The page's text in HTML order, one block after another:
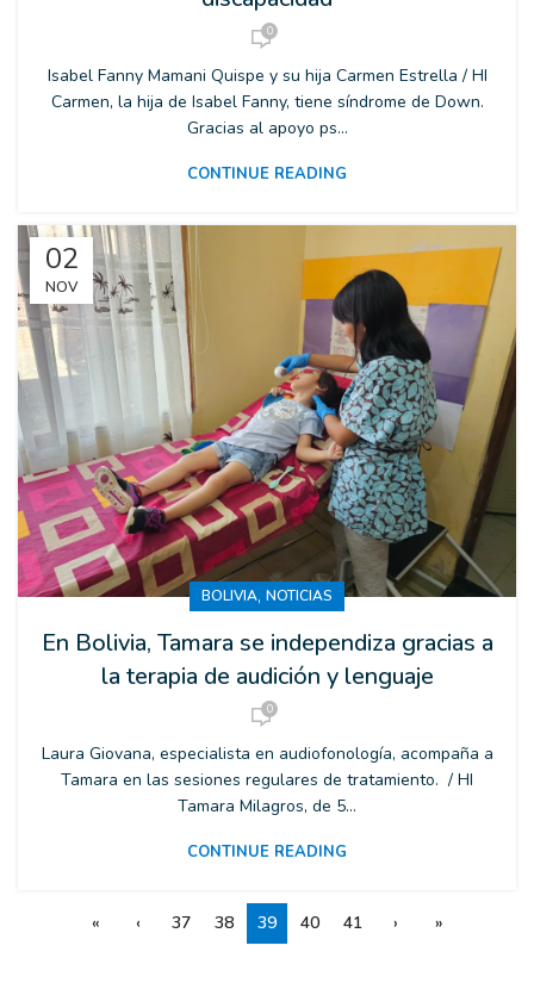
0
Isabel Fanny Mamani Quispe y su hija Carmen Estrella / HI
Carmen, la hija de Isabel Fanny, tiene síndrome de Down.
Gracias al apoyo ps...
CONTINUE READING
02
NOV
BOLIVIA, NOTICIAS
En Bolivia, Tamara se independiza gracias a
la terapia de audición y lenguaje
0
Laura Giovana, especialista en audiofonología, acompaña a
Tamara en las sesiones regulares de tratamiento. / HI
Tamara Milagros, de 5...
CONTINUE READING
« ‹ 37 38 39 40 41 › »